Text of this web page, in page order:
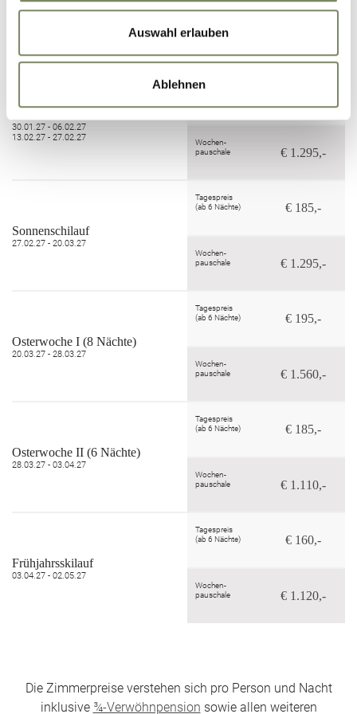
Auswahl erlauben
Ablehnen
Wintertraum
Wochen-
pauschale
30.01.27 - 06.02.27
13.02.27 - 27.02.27
Tagespreis
Wochen-
pauschale
€ 1.295,-
Sonnenschilauf
27.02.27 - 20.03.27
Tagespreis
(ab 6 Nächte)
€ 185,-
Wochen-
pauschale
€ 1.295,-
Osterwoche I (8 Nächte)
20.03.27 - 28.03.27
Tagespreis
(ab 6 Nächte)
€ 195,-
Wochen-
pauschale
€ 1.560,-
Osterwoche II (6 Nächte)
28.03.27 - 03.04.27
Tagespreis
(ab 6 Nächte)
€ 185,-
Wochen-
pauschale
€ 1.110,-
Frühjahrsskilauf
03.04.27 - 02.05.27
Tagespreis
(ab 6 Nächte)
€ 160,-
Wochen-
pauschale
€ 1.120,-
Die Zimmerpreise verstehen sich pro Person und Nacht
inklusive ¾-Verwöhnpension sowie allen weiteren